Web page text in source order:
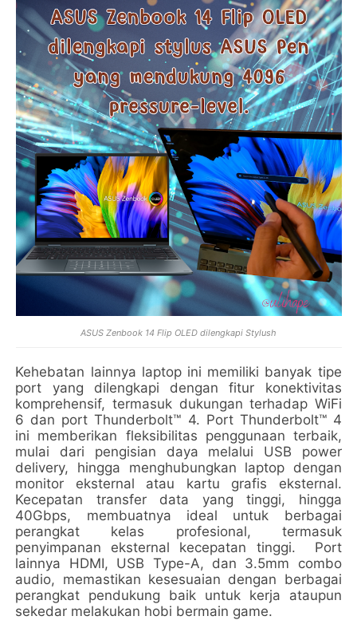
ASUS Zenbook 14 Flip OLED dilengkapi Stylush
Kehebatan lainnya laptop ini memiliki banyak tipe
port yang dilengkapi dengan fitur konektivitas
komprehensif, termasuk dukungan terhadap WiFi
6 dan port Thunderbolt™ 4. Port Thunderbolt™ 4
ini memberikan fleksibilitas penggunaan terbaik,
mulai dari pengisian daya melalui USB power
delivery, hingga menghubungkan laptop dengan
monitor eksternal atau kartu grafis eksternal.
Kecepatan transfer data yang tinggi, hingga
40Gbps, membuatnya ideal untuk berbagai
perangkat kelas profesional, termasuk
penyimpanan eksternal kecepatan tinggi. Port
lainnya HDMI, USB Type-A, dan 3.5mm combo
audio, memastikan kesesuaian dengan berbagai
perangkat pendukung baik untuk kerja ataupun
sekedar melakukan hobi bermain game.